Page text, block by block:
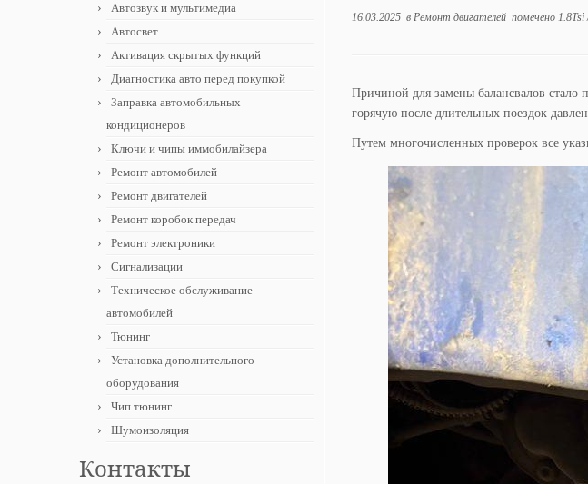
Автозвук и мультимедиа
Автосвет
Активация скрытых функций
Диагностика авто перед покупкой
Заправка автомобильных
кондиционеров
Ключи и чипы иммобилайзера
Ремонт автомобилей
Ремонт двигателей
Ремонт коробок передач
Ремонт электроники
Сигнализации
Техническое обслуживание
автомобилей
Тюнинг
Установка дополнительного
оборудования
Чип тюнинг
Шумоизоляция
Контакты
16.03.2025 в Ремонт двигателей помечено 1.8Tsi
Причиной для замены балансвалов стало
горячую после длительных поездок
Путем многочисленных проверок все